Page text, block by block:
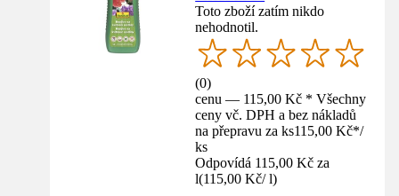
Toto zboží zatím nikdo
nehodnotil.
(0)
cenu — 115,00 Kč * Všechny
ceny vč. DPH a bez nákladů
na přepravu za ks115,00 Kč*/
ks
Odpovídá 115,00 Kč za
l(115,00 Kč/ l)